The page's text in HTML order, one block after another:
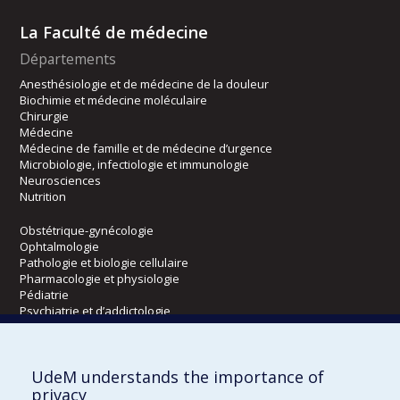
La Faculté de médecine
Départements
Anesthésiologie et de médecine de la douleur
Biochimie et médecine moléculaire
Chirurgie
Médecine
Médecine de famille et de médecine d’urgence
Microbiologie, infectiologie et immunologie
Neurosciences
Nutrition
Obstétrique-gynécologie
Ophtalmologie
Pathologie et biologie cellulaire
Pharmacologie et physiologie
Pédiatrie
Psychiatrie et d’addictologie
Radiologie, radio-oncologie et médecine nucléaire
Écoles
UdeM understands the importance of
privacy